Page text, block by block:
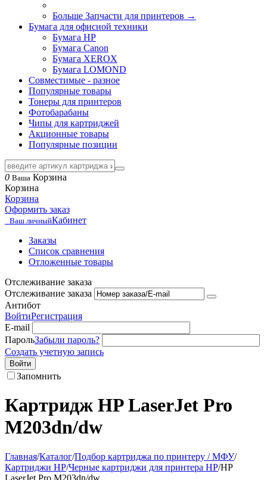
Больше Запчасти для принтеров →
Бумага для офисной техники
Бумага HP
Бумага Canon
Бумага XEROX
Бумага LOMOND
Совместимые - разное
Популярные товары
Тонеры для принтеров
Фотобарабаны
Чипы для картриджей
Акционные товары
Популярные позиции
0 Ваша Корзина
Корзина
Корзина
Оформить заказ
Ваш личныйКабинет
Заказы
Список сравнения
Отложенные товары
Отслеживание заказа
Отслеживание заказа
Антибот
ВойтиРегистрация
E-mail
ПарольЗабыли пароль?
Создать учетную запись
Войти
Запомнить
Картридж HP LaserJet Pro
M203dn/dw
Главная/Каталог/Подбор картриджа по принтеру / МФУ/
Картриджи HP/Черные картриджи для принтера HP/HP
LaserJet Pro M203dn/dw